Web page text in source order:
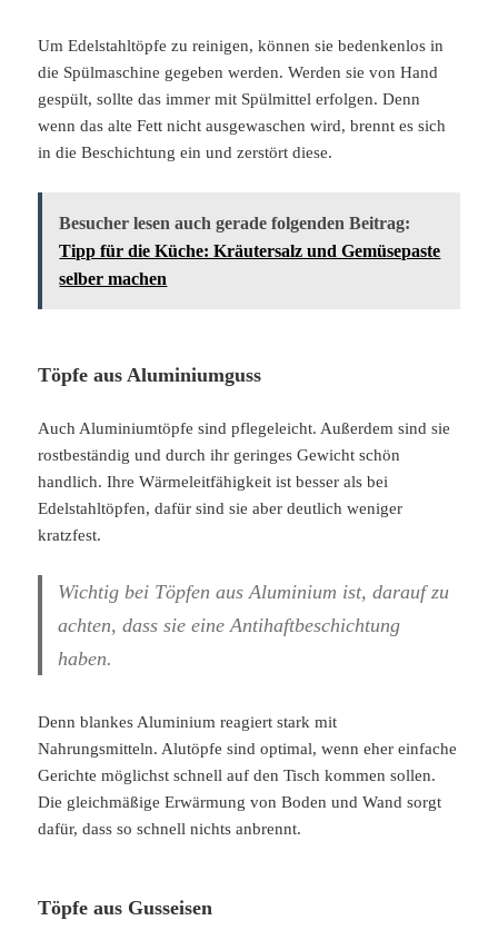
Um Edelstahltöpfe zu reinigen, können sie bedenkenlos in
die Spülmaschine gegeben werden. Werden sie von Hand
gespült, sollte das immer mit Spülmittel erfolgen. Denn
wenn das alte Fett nicht ausgewaschen wird, brennt es sich
in die Beschichtung ein und zerstört diese.
Besucher lesen auch gerade folgenden Beitrag:
Tipp für die Küche: Kräutersalz und Gemüsepaste
selber machen
Töpfe aus Aluminiumguss
Auch Aluminiumtöpfe sind pflegeleicht. Außerdem sind sie
rostbeständig und durch ihr geringes Gewicht schön
handlich. Ihre Wärmeleitfähigkeit ist besser als bei
Edelstahltöpfen, dafür sind sie aber deutlich weniger
kratzfest.
Wichtig bei Töpfen aus Aluminium ist, darauf zu
achten, dass sie eine Antihaftbeschichtung
haben.
Denn blankes Aluminium reagiert stark mit
Nahrungsmitteln. Alutöpfe sind optimal, wenn eher einfache
Gerichte möglichst schnell auf den Tisch kommen sollen.
Die gleichmäßige Erwärmung von Boden und Wand sorgt
dafür, dass so schnell nichts anbrennt.
Töpfe aus Gusseisen